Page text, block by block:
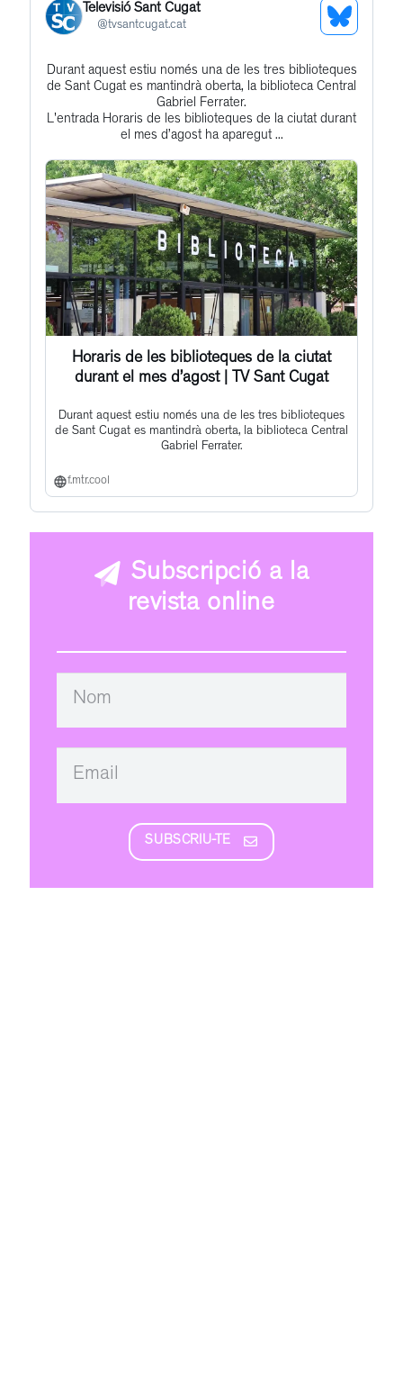
Televisió Sant Cugat
@tvsantcugat.cat
See
Profile
Get
to
this
post
Durant aquest estiu només una de les tres biblioteques
de Sant Cugat es mantindrà oberta, la biblioteca Central
Gabriel Ferrater.
L'entrada Horaris de les biblioteques de la ciutat durant
el mes d’agost ha aparegut ...
Horaris de les biblioteques de la ciutat
durant el mes d’agost | TV Sant Cugat
Durant aquest estiu només una de les tres biblioteques
de Sant Cugat es mantindrà oberta, la biblioteca Central
Gabriel Ferrater.
f.mtr.cool
Subscripció a la
revista online
SUBSCRIU-TE